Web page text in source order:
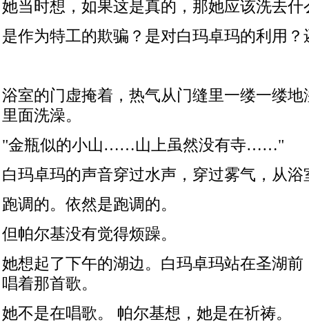
她当时想，如果这是真的，那她应该洗去什
是作为特工的欺骗？是对白玛卓玛的利用
浴室的门虚掩着，热气从门缝里一缕一缕
里面洗澡。
"金瓶似的小山……山上虽然没有寺……"
白玛卓玛的声音穿过水声，穿过雾气，从浴
跑调的。依然是跑调的。
但帕尔基没有觉得烦躁。
她想起了下午的湖边。白玛卓玛站在圣湖
唱着那首歌。
她不是在唱歌。
帕尔基想，她是在祈祷。